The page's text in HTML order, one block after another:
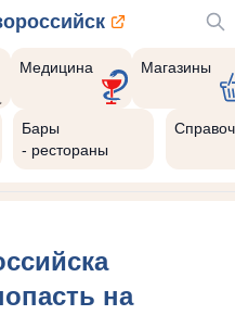
Медицина Магазины
Бары
- рестораны
на